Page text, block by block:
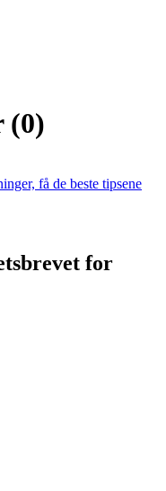
(0)
få de beste tipsene
for